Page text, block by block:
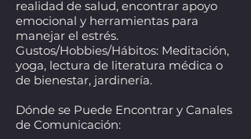
realidad de salud, encontrar apoyo
emocional y herramientas para
manejar el estrés.
Gustos/Hobbies/Hábitos: Meditación,
yoga, lectura de literatura médica o
de bienestar, jardinería.
Dónde se Puede Encontrar y Canales
de Comunicación: